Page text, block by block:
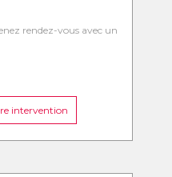
rendez-vous avec un
intervention